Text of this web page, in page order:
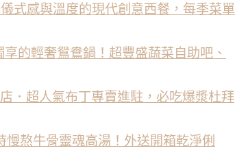
式感與溫度的現代創意西餐，每季菜單
的輕奢鴛鴦鍋！超豐盛蔬菜自助吧、
．超人氣布丁專賣進駐，必吃爆漿杜拜
熬牛骨靈魂高湯！外送開箱乾淨俐